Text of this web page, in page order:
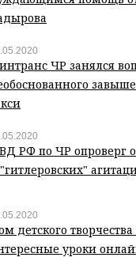
ЧР занялся
РФ по ЧР опроверг
детского творчества
уроки